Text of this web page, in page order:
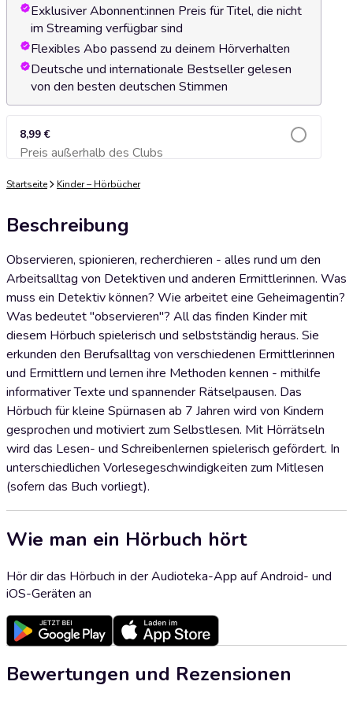
Exklusiver Abonnent:innen Preis für Titel, die nicht
im Streaming verfügbar sind
Flexibles Abo passend zu deinem Hörverhalten
Deutsche und internationale Bestseller gelesen
von den besten deutschen Stimmen
8,99 €
Preis außerhalb des ClubsZum Warenkorb hinzufügen
Startseite Kinder – Hörbücher
Beschreibung
Observieren, spionieren, recherchieren - alles rund um den
Arbeitsalltag von Detektiven und anderen Ermittlerinnen. Was
muss ein Detektiv können? Wie arbeitet eine Geheimagentin?
Was bedeutet "observieren"? All das finden Kinder mit
diesem Hörbuch spielerisch und selbstständig heraus. Sie
erkunden den Berufsalltag von verschiedenen Ermittlerinnen
und Ermittlern und lernen ihre Methoden kennen - mithilfe
informativer Texte und spannender Rätselpausen. Das
Hörbuch für kleine Spürnasen ab 7 Jahren wird von Kindern
gesprochen und motiviert zum Selbstlesen. Mit Hörrätseln
wird das Lesen- und Schreibenlernen spielerisch gefördert. In
unterschiedlichen Vorlesegeschwindigkeiten zum Mitlesen
(sofern das Buch vorliegt).
Wie man ein Hörbuch hört
Hör dir das Hörbuch in der Audioteka-App auf Android- und
iOS-Geräten an
Bewertungen und Rezensionen